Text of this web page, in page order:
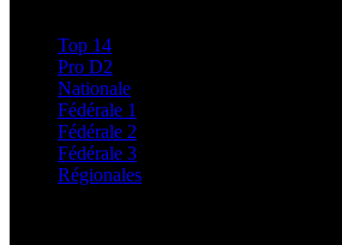
Top 14
Pro D2
Nationale
Fédérale 1
Fédérale 2
Fédérale 3
Régionales